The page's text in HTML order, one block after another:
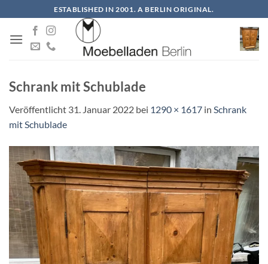
Inhalt
springen
ESTABLISHED IN 2001. A BERLIN ORIGINAL.
Schrank mit Schublade
Veröffentlicht 31. Januar 2022 bei 1290 × 1617 in Schrank
mit Schublade